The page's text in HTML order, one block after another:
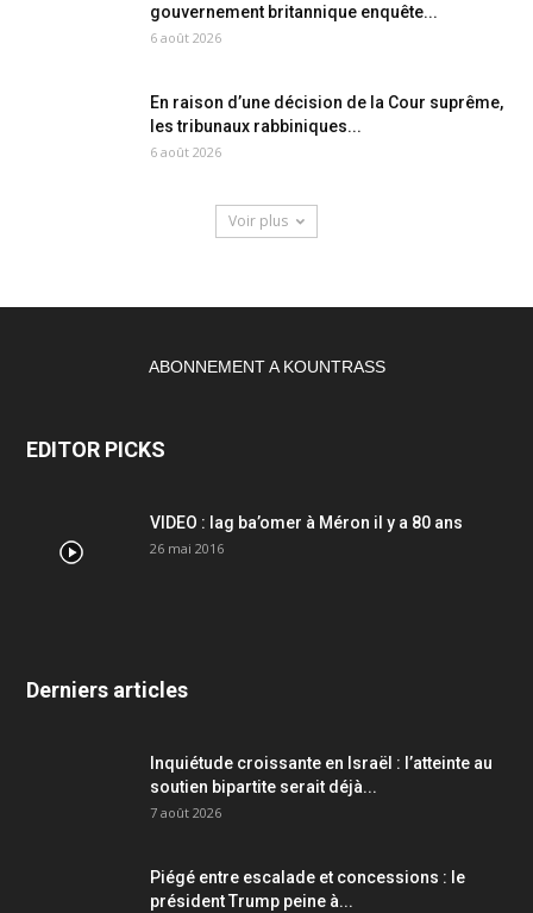
gouvernement britannique enquête...
6 août 2026
En raison d’une décision de la Cour suprême,
les tribunaux rabbiniques...
6 août 2026
Voir plus
ABONNEMENT A KOUNTRASS
EDITOR PICKS
VIDEO : lag ba’omer à Méron il y a 80 ans
26 mai 2016
Derniers articles
Inquiétude croissante en Israël : l’atteinte au
soutien bipartite serait déjà...
7 août 2026
Piégé entre escalade et concessions : le
président Trump peine à...